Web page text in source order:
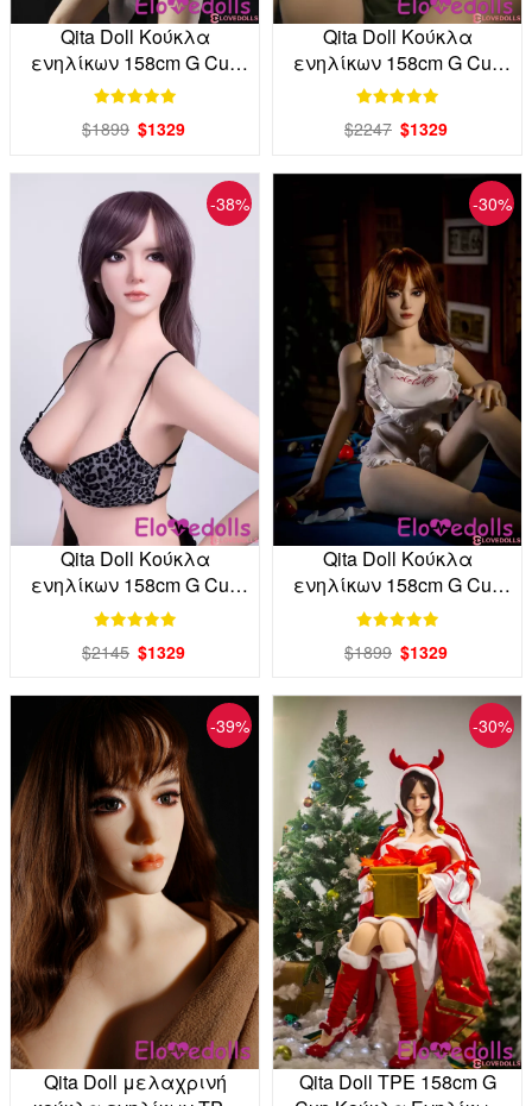
Qita Doll Κούκλα
ενηλίκων 158cm G Cup
TPE απευθείας από το
$1899 $1329
Qita Doll Κούκλα
ενηλίκων 158cm G Cup
TPE απευθείας από το
$2247 $1329
-38%
Qita Doll Κούκλα
ενηλίκων 158cm G Cup
TPE Factory Direct
$2145 $1329
-30%
Qita Doll Κούκλα
ενηλίκων 158cm G Cup
TPE απευθείας από το
$1899 $1329
-39%
Qita Doll μελαχρινή
-30%
Qita Doll TPE 158cm G